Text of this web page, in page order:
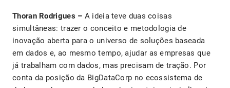
Thoran Rodrigues – A ideia teve duas coisas
simultâneas: trazer o conceito e metodologia de
inovação aberta para o universo de soluções baseada
em dados e, ao mesmo tempo, ajudar as empresas que
já trabalham com dados, mas precisam de tração. Por
conta da posição da BigDataCorp no ecossistema de